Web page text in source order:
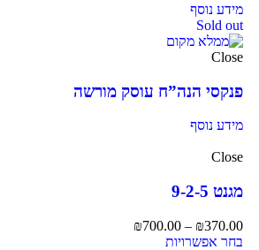
מידע נוסף
Sold out
Close
פנקסי הנה”ח עוסק מורשה
מידע נוסף
Close
מגנט 9-2-5
₪370.00
–
₪700.00
בחר אפשרויות